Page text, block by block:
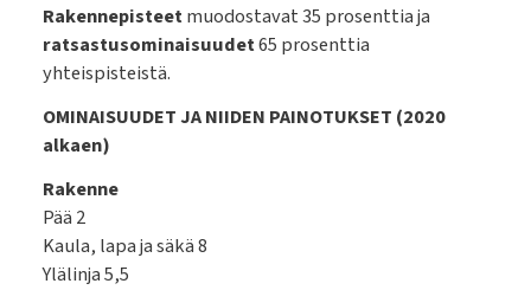
Rakennepisteetmuodostavat 35 prosenttia ja
ratsastusominaisuudet65 prosenttia
yhteispisteistä.
OMINAISUUDET JA NIIDEN PAINOTUKSET (2020
alkaen)
Rakenne
Pää 2
Kaula, lapa ja säkä 8
Ylälinja 5,5